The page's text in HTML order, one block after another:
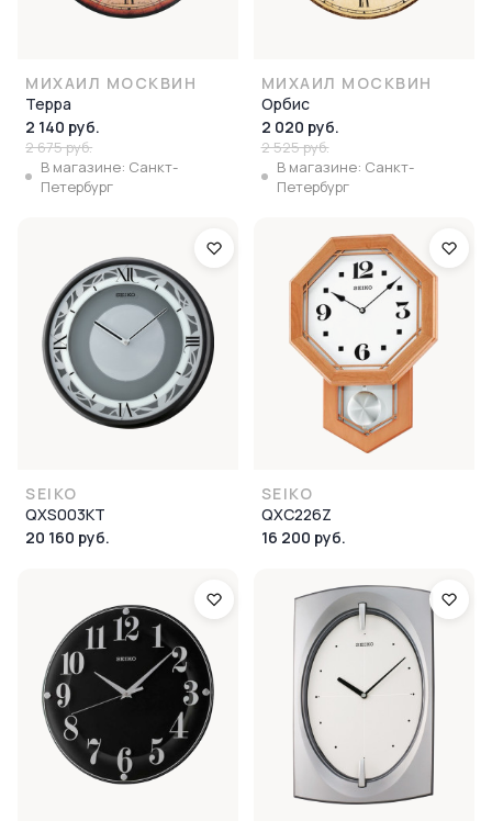
МИХАИЛ МОСКВИН
Терра
2 140 руб.
2 675 руб.
В магазине: Санкт-
Петербург
МИХАИЛ МОСКВИН
Орбис
2 020 руб.
2 525 руб.
В магазине: Санкт-
Петербург
SEIKO
QXS003KT
20 160 руб.
SEIKO
QXC226Z
16 200 руб.